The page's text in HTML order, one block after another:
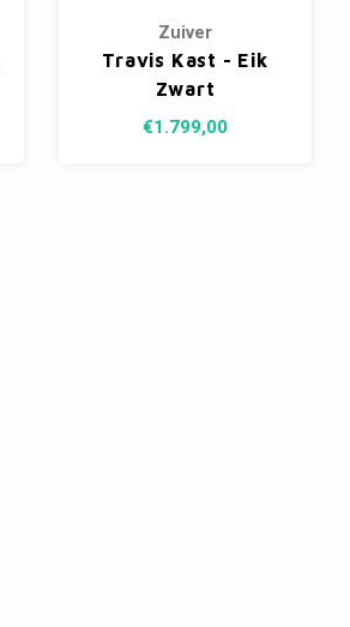
Zuiver
Travis Kast - Eik
Zwart
€1.799,00